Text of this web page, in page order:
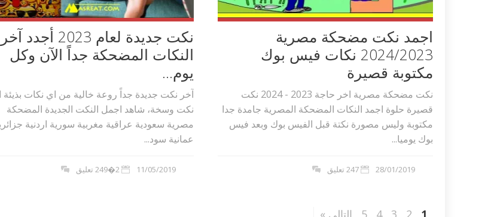
نكت جديدة لعام 2023 أجدد آخر
النكات المضحكة جداً الآن وكل
يوم...
آخر نكت جديدة جداً روعة خالية من اي نكات بذيئة
نكت وسخة، شاهد اجمل النكت الجديدة المضحكة
مصرية سعودية عراقية مغربية سورية اردنية
عمانية سود...
11/05/2019 2�249 تعليق
اجمد نكت مضحكة مصرية
2024/2023 نكات فيس بوك
مكتوبة قصيرة
نكت مضحكة مصرية اخر حاجة 2023 - 2024 نكت
قصيرة حلوة اجمد النكات المضحكة المصرية جامدة جدا
مكتوبة وليس مصورة نكتة قبل الفيس بوك وبعد فيس
بوك يوميا...
28/01/2019 247 تعليق
1
2
3
4
5 التالي »